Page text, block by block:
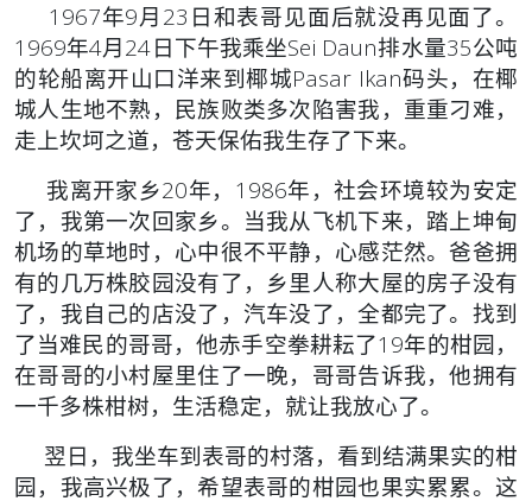
1967年9月23日和表哥见面后就没再见面了。
1969年4月24日下午我乘坐Sei Daun排水量35公吨
的轮船离开山口洋来到椰城Pasar Ikan码头，在椰
城人生地不熟，民族败类多次陷害我，重重刁难，
走上坎坷之道，苍天保佑我生存了下来。
我离开家乡20年，1986年，社会环境较为安定
了，我第一次回家乡。当我从飞机下来，踏上坤甸
机场的草地时，心中很不平静，心感茫然。爸爸拥
有的几万株胶园没有了，乡里人称大屋的房子没有
了，我自己的店没了，汽车没了，全都完了。找到
了当难民的哥哥，他赤手空拳耕耘了19年的柑园，
在哥哥的小村屋里住了一晚，哥哥告诉我，他拥有
一千多株柑树，生活稳定，就让我放心了。
翌日，我坐车到表哥的村落，看到结满果实的柑
园，我高兴极了，希望表哥的柑园也果实累累。这